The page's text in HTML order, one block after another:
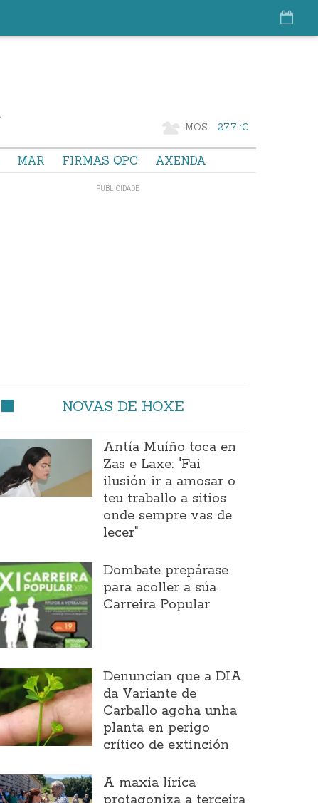
MOS 27.7 °C
MAR FIRMAS QPC AXENDA
NOVAS DE HOXE
Antía Muíño toca en
Zas e Laxe: "Fai
ilusión ir a amosar o
teu traballo a sitios
onde sempre vas de
lecer"
Dombate prepárase
para acoller a súa
Carreira Popular
Denuncian que a DIA
da Variante de
Carballo agoha unha
planta en perigo
crítico de extinción
A maxia lírica